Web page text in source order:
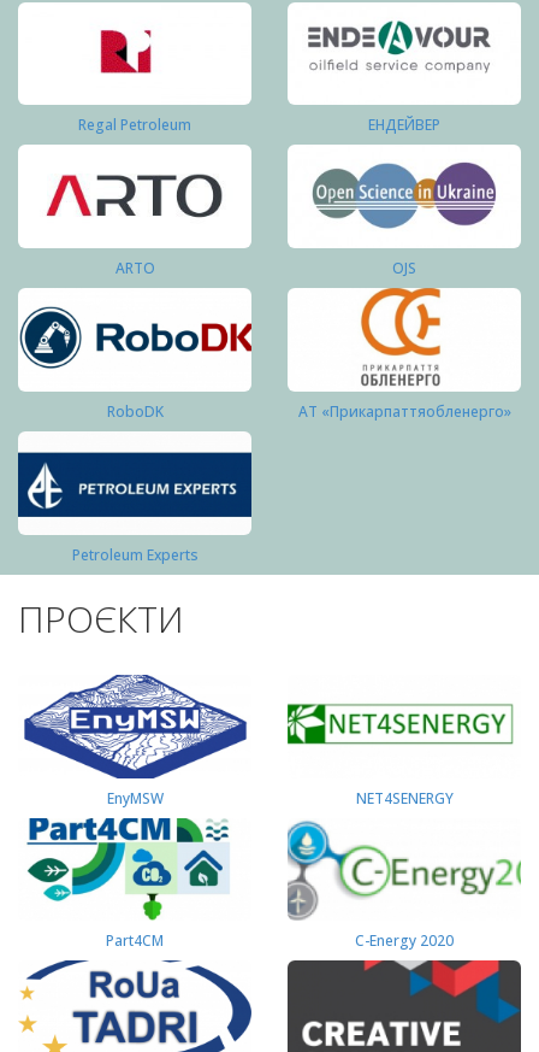
Regal Petroleum ЕНДЕЙВЕР
ARTO OJS
RoboDK АТ «Прикарпаттяобленерго»
Petroleum Experts
ПРОЄКТИ
EnyMSW NET4SENERGY
Part4СМ C-Energy 2020